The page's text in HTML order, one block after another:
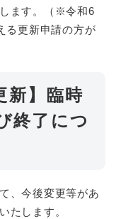
ます。（※令和6
る更新申請の方が
新】臨時
終了につ
、今後変更等があ
たします。